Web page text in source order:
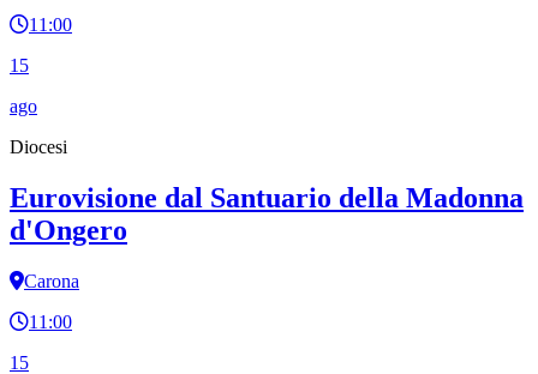
11:00
15
ago
Diocesi
Eurovisione dal Santuario della Madonna
d'Ongero
Carona
11:00
15